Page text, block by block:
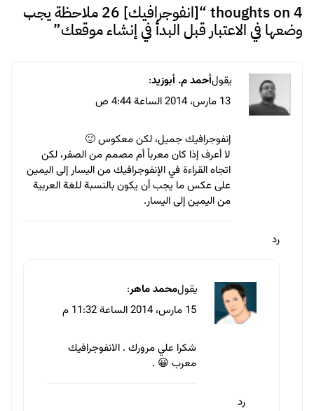
4 thoughts on “ [انفوجرافيك] 26 ملاحظة يجب
وضعها في الاعتبار قبل البدأ في إنشاء موقعك”
يقولأحمد م. أبوزيد:
13 مارس، 2014 الساعة 4:44 ص
إنفوجرافيك جميل، لكن معكوس 🙂
لا أعرف إذا كان معرباً أم مصمم من الصفر، لكن
اتجاه القراءة في الإنفوجرافيك من اليسار إلى اليمين
على عكس ما يجب أن يكون بالنسبة للغة العربية
من اليمين إلى اليسار.
رد
يقولمحمد ماهر:
15 مارس، 2014 الساعة 11:32 م
شكرا علي مرورك . الانفوجرافيك
معرب 😀 .
رد